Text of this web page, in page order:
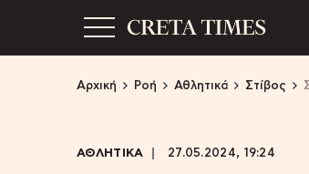
Αρχική Ροή Αθλητικά Στίβος
ΑΘΛΗΤΙΚΑ 27.05.2024, 19:24